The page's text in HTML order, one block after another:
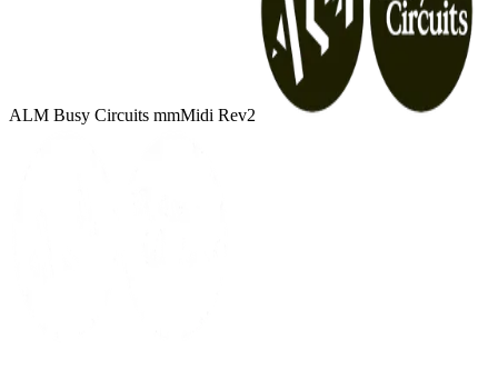
ALM Busy Circuits mmMidi Rev2